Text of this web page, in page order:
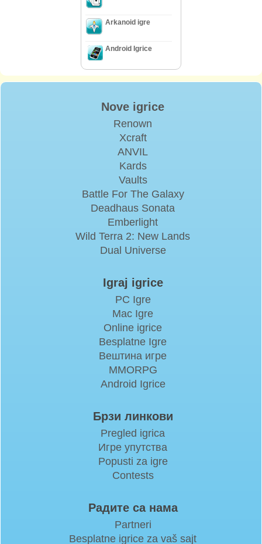
Arkanoid igre
Android Igrice
Nove igrice
Renown
Xcraft
ANVIL
Kards
Vaults
Battle For The Galaxy
Deadhaus Sonata
Emberlight
Wild Terra 2: New Lands
Dual Universe
Igraj igrice
PC Igre
Mac Igre
Online igrice
Besplatne Igre
Вештина игре
MMORPG
Android Igrice
Брзи линкови
Pregled igrica
Игре упутства
Popusti za igre
Contests
Радите са нама
Partneri
Besplatne igrice za vaš sajt